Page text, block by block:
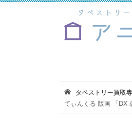
タペストリー買取
てぃんくる 版画 「DX